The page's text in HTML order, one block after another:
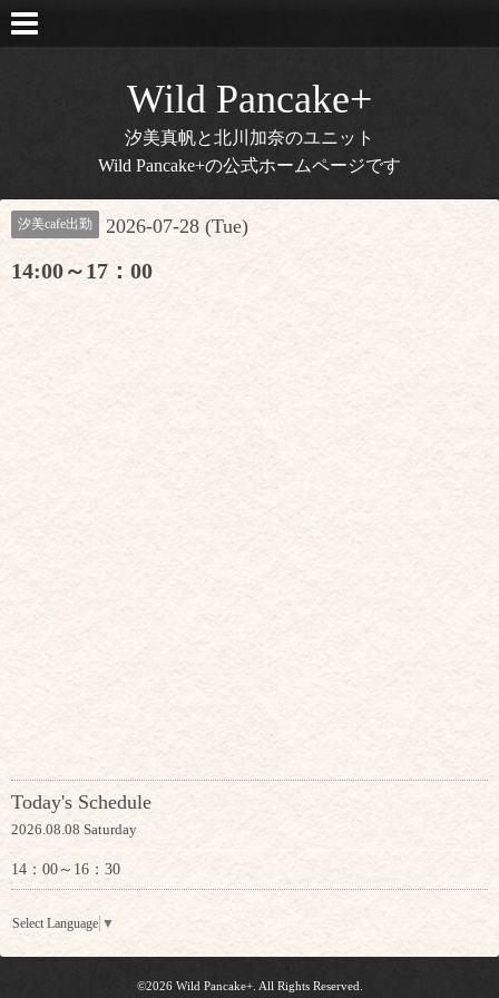
Wild Pancake+
汐美真帆と北川加奈のユニット
Wild Pancake+の公式ホームページです
汐美cafe出勤 2026-07-28 (Tue)
14:00～17：00
Today's Schedule
2026.08.08 Saturday
14：00～16：30
Select Language ▼
©2026 Wild Pancake+. All Rights Reserved.